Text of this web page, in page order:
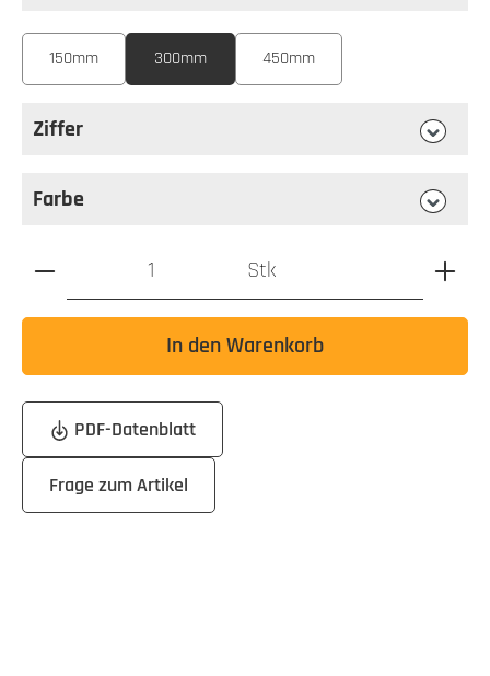
Größeauswählen
150mm 300mm 450mm
Ziffer
Farbe
Produkt Anzahl: Gib den gewünschten Wert ein oder
Stk
In den Warenkorb
PDF-Datenblatt
Frage zum Artikel